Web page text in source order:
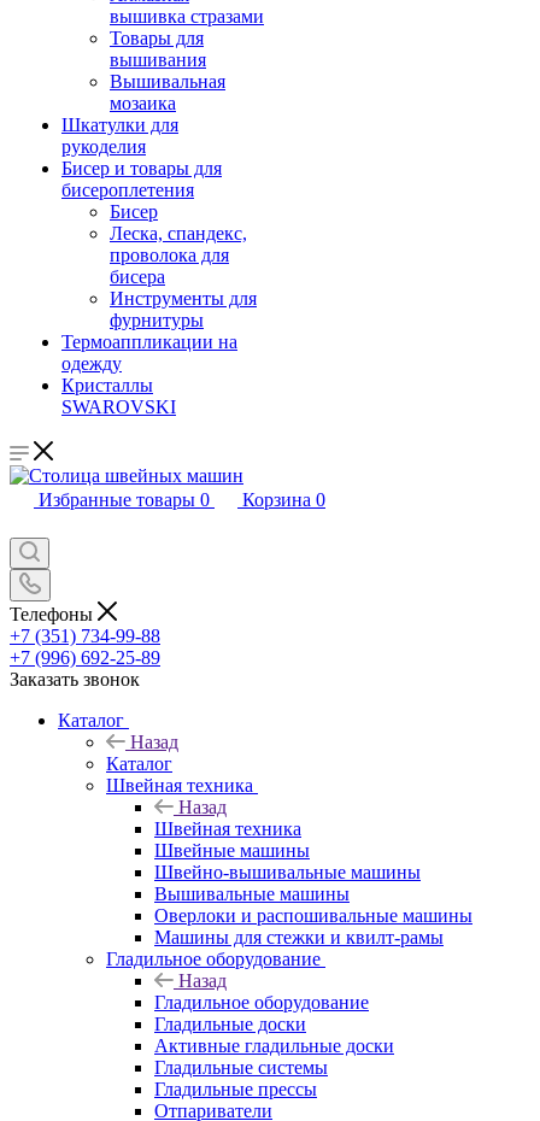
вышивка стразами
Товары для
вышивания
Вышивальная
мозаика
Шкатулки для
рукоделия
Бисер и товары для
бисероплетения
Бисер
Леска, спандекс,
проволока для
бисера
Инструменты для
фурнитуры
Термоаппликации на
одежду
Кристаллы
SWAROVSKI
Избранные товары 0 Корзина 0
Телефоны
+7 (351) 734-99-88
+7 (996) 692-25-89
Заказать звонок
Каталог
Назад
Каталог
Швейная техника
Назад
Швейная техника
Швейные машины
Швейно-вышивальные машины
Вышивальные машины
Оверлоки и распошивальные машины
Машины для стежки и квилт-рамы
Гладильное оборудование
Назад
Гладильное оборудование
Гладильные доски
Активные гладильные доски
Гладильные системы
Гладильные прессы
Отпариватели